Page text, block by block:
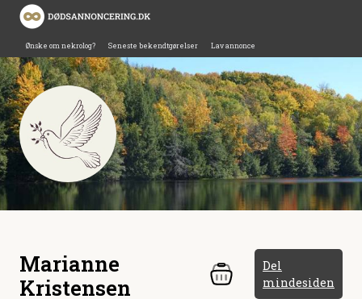
Ønske om nekrolog? Seneste bekendtgørelser Lav annonce
Marianne
Kristensen
Del
mindesiden